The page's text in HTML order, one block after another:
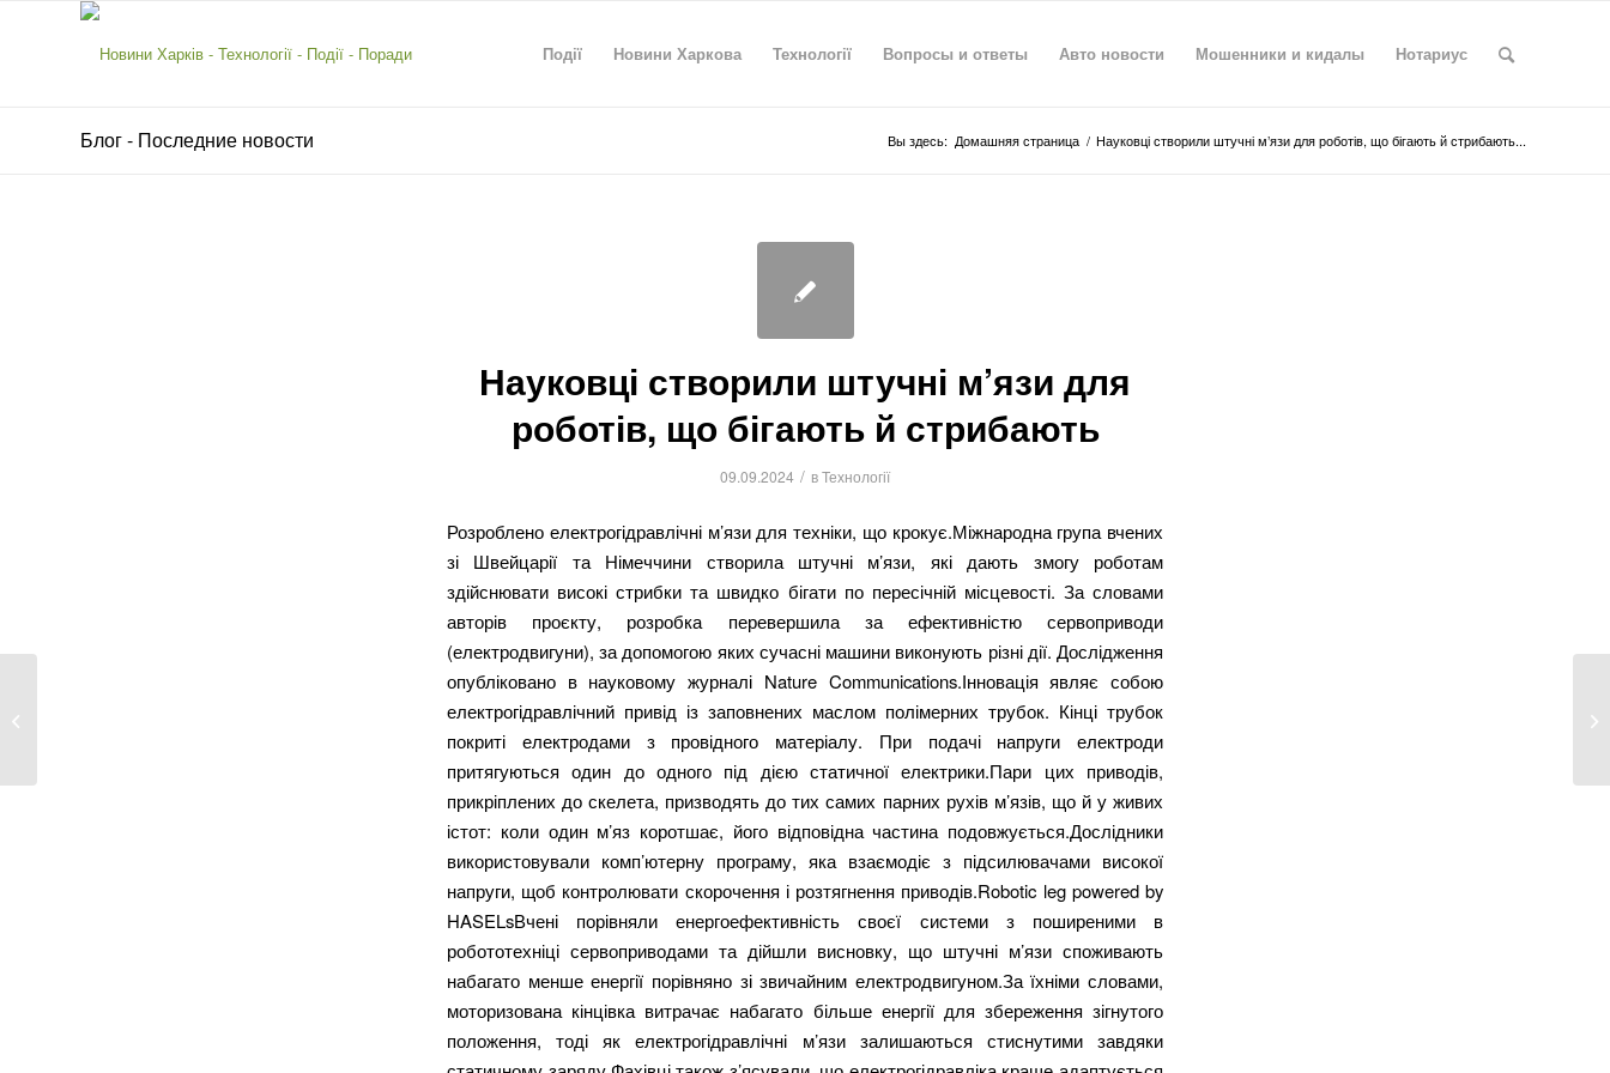
Події Новини Харкова Технології Вопросы и ответы Авто новости Мошенники и кидалы Нотариус
Блог - Последние новости Вы здесь: Домашняя страница / Науковці створили штучні м’язи для роботів, що бігають й стрибають...
Науковці створили штучні м’язи для
роботів, що бігають й стрибають
09.09.2024 / вТехнології
Розроблено електрогідравлічні м’язи для техніки, що крокує.Міжнародна група вчених
зі Швейцарії та Німеччини створила штучні м’язи, які дають змогу роботам
здійснювати високі стрибки та швидко бігати по пересічній місцевості. За словами
авторів проєкту, розробка перевершила за ефективністю сервоприводи
(електродвигуни), за допомогою яких сучасні машини виконують різні дії. Дослідження
опубліковано в науковому журналі Nature Communications.Інновація являє собою
електрогідравлічний привід із заповнених маслом полімерних трубок. Кінці трубок
покриті електродами з провідного матеріалу. При подачі напруги електроди
притягуються один до одного під дією статичної електрики.Пари цих приводів,
прикріплених до скелета, призводять до тих самих парних рухів м’язів, що й у живих
істот: коли один м’яз коротшає, його відповідна частина подовжується.Дослідники
використовували комп’ютерну програму, яка взаємодіє з підсилювачами високої
напруги, щоб контролювати скорочення і розтягнення приводів.Robotic leg powered by
HASELsВчені порівняли енергоефективність своєї системи з поширеними в
робототехніці сервоприводами та дійшли висновку, що штучні м’язи споживають
набагато менше енергії порівняно зі звичайним електродвигуном.За їхніми словами,
моторизована кінцівка витрачає набагато більше енергії для збереження зігнутого
положення, тоді як електрогідравлічні м’язи залишаються стиснутими завдяки